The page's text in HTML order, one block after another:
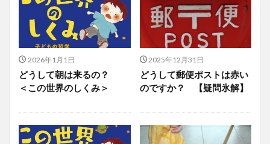
2026年1月1日
どうして朝は来るの？
＜この世界のしくみ＞
2025年12月31日
どうして郵便ポストは赤い
のですか？ 【疑問氷解】